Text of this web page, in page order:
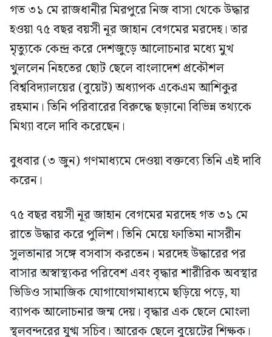
গত ৩১ মে রাজধানীর মিরপুরে নিজ বাসা থেকে উদ্ধার
হওয়া ৭৫ বছর বয়সী নূর জাহান বেগমের মরদেহ। তার
মৃত্যুকে কেন্দ্র করে দেশজুড়ে আলোচনার মধ্যে মুখ
খুললেন নিহতের ছোট ছেলে বাংলাদেশ প্রকৌশল
বিশ্ববিদ্যালয়ের (বুয়েট) অধ্যাপক একেএম আশিকুর
রহমান। তিনি পরিবারের বিরুদ্ধে ছড়ানো বিভিন্ন তথ্যকে
মিথ্যা বলে দাবি করেছেন।
বুধবার (৩ জুন) গণমাধ্যমে দেওয়া বক্তব্যে তিনি এই দাবি
করেন।
৭৫ বছর বয়সী নূর জাহান বেগমের মরদেহ গত ৩১ মে
রাতে উদ্ধার করে পুলিশ। তিনি মেয়ে ফাতিমা নাসরীন
সুলতানার সঙ্গে বসবাস করতেন। মরদেহ উদ্ধারের পর
বাসার অস্বাস্থ্যকর পরিবেশ এবং বৃদ্ধার শারীরিক অবস্থার
ভিডিও সামাজিক যোগাযোগমাধ্যমে ছড়িয়ে পড়ে, যা
ব্যাপক আলোচনার জন্ম দেয়। বৃদ্ধার এক ছেলে মোংলা
স্থলবন্দরের যুগ্ম সচিব। আরেক ছেলে বুয়েটের শিক্ষক।